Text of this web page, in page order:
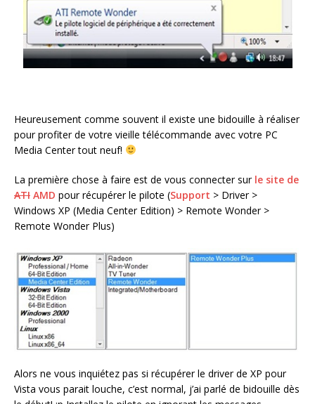
Heureusement comme souvent il existe une bidouille à réaliser
pour profiter de votre vieille télécommande avec votre PC
Media Center tout neuf!
La première chose à faire est de vous connecter sur le site de
ATI AMD pour récupérer le pilote (Support > Driver >
Windows XP (Media Center Edition) > Remote Wonder >
Remote Wonder Plus)
Alors ne vous inquiétez pas si récupérer le driver de XP pour
Vista vous parait louche, c’est normal, j’ai parlé de bidouille dès